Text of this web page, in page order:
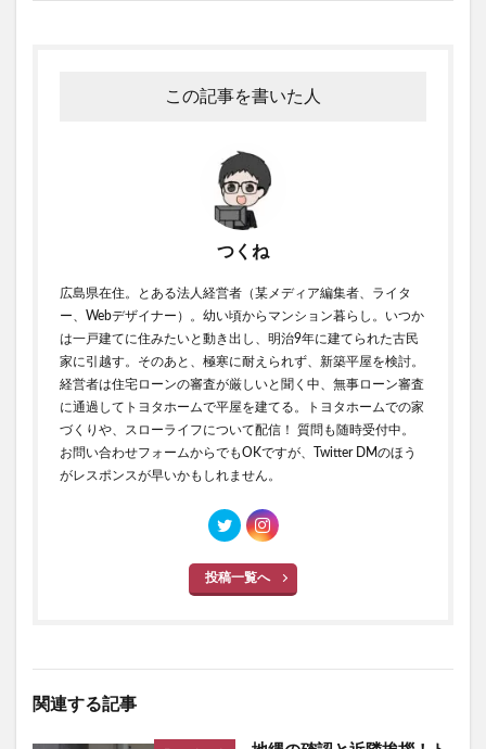
この記事を書いた人
つくね
広島県在住。とある法人経営者（某メディア編集者、ライタ
ー、Webデザイナー）。幼い頃からマンション暮らし。いつか
は一戸建てに住みたいと動き出し、明治9年に建てられた古民
家に引越す。そのあと、極寒に耐えられず、新築平屋を検討。
経営者は住宅ローンの審査が厳しいと聞く中、無事ローン審査
に通過してトヨタホームで平屋を建てる。トヨタホームでの家
づくりや、スローライフについて配信！ 質問も随時受付中。
お問い合わせフォームからでもOKですが、Twitter DMのほう
がレスポンスが早いかもしれません。
投稿一覧へ
関連する記事